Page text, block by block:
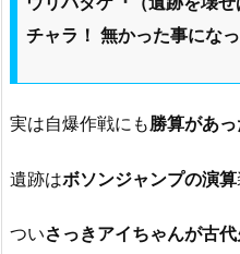
チャラ！ 無かった事にな
実は自爆作戦にも勝算があっ
遺跡はボソンジャンプの演算
ついさっきアイちゃんが古